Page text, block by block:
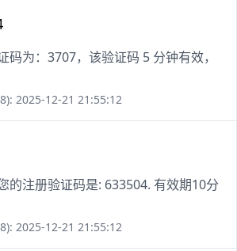
码为：3707，该验证码 5 分钟有效，
2025-12-21 21:55:12
的注册验证码是: 633504. 有效期10分
2025-12-21 21:55:12